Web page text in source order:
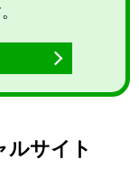
ルサイト